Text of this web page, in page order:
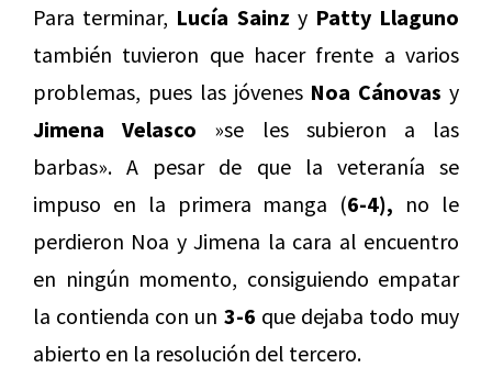
Para terminar, Lucía Sainz y Patty Llaguno
también tuvieron que hacer frente a varios
problemas, pues las jóvenes Noa Cánovas y
Jimena Velasco »se les subieron a las
barbas». A pesar de que la veteranía se
impuso en la primera manga (6-4), no le
perdieron Noa y Jimena la cara al encuentro
en ningún momento, consiguiendo empatar
la contienda con un 3-6 que dejaba todo muy
abierto en la resolución del tercero.